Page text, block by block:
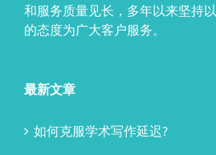
和服务质量见长，多年以来坚持
的态度为广大客户服务。
最新文章
如何克服学术写作延迟?